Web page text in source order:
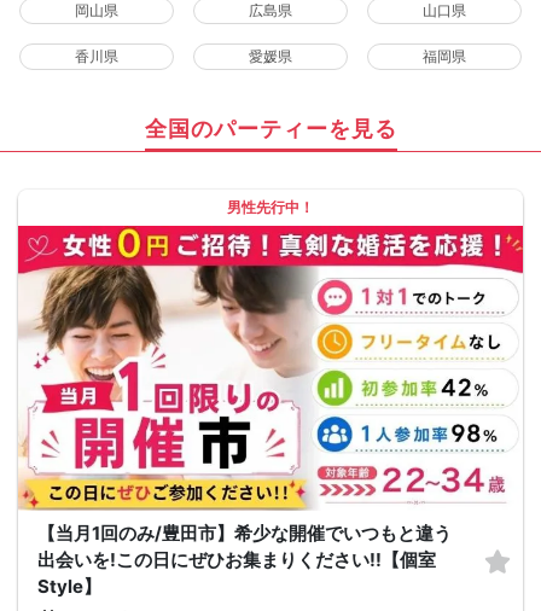
岡山県 広島県 山口県
香川県 愛媛県 福岡県
全国のパーティーを見る
男性先行中！
【当月1回のみ/豊田市】希少な開催でいつもと違う
出会いを!この日にぜひお集まりください!!【個室
Style】